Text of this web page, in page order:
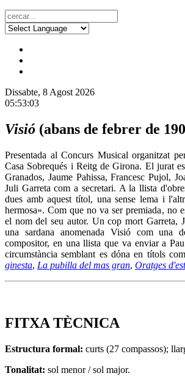
Dissabte, 8 Agost 2026
05:53:03
Visió (abans de febrer de
Presentada al Concurs Musical organitzat
Casa Sobrequés i Reitg de Girona. El jurat
Granados, Jaume Pahissa, Francesc Pujol,
Juli Garreta com a secretari. A la llista
dues amb aquest títol, una sense lema i
hermosa». Com que no va ser premiada, no
el nom del seu autor. Un cop mort Garreta,
una sardana anomenada Visió com una
compositor, en una llista que va enviar a
circumstància semblant es dóna en títols com
ginesta, La pubilla del mas gran, Oratges
FITXA TÈCNICA
Estructura formal: curts (27 compassos);
Tonalitat: sol menor / sol major.